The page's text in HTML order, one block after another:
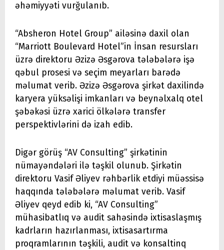
əhəmiyyəti vurğulanıb.
“Absheron Hotel Group” ailəsinə daxil olan
“Marriott Boulevard Hotel”in İnsan resursları
üzrə direktoru Əzizə Əsgərova tələbələrə işə
qəbul prosesi və seçim meyarları barədə
məlumat verib. Əzizə Əsgərova şirkət daxilində
karyera yüksəlişi imkanları və beynəlxalq otel
şəbəkəsi üzrə xarici ölkələrə transfer
perspektivlərini də izah edib.
Digər görüş “AV Consulting” şirkətinin
nümayəndələri ilə təşkil olunub. Şirkətin
direktoru Vasif Əliyev rəhbərlik etdiyi müəssisə
haqqında tələbələrə məlumat verib. Vasif
Əliyev qeyd edib ki, “AV Consulting”
mühasibatlıq və audit sahəsində ixtisaslaşmış
kadrların hazırlanması, ixtisasartırma
proqramlarının təşkili, audit və konsaltinq